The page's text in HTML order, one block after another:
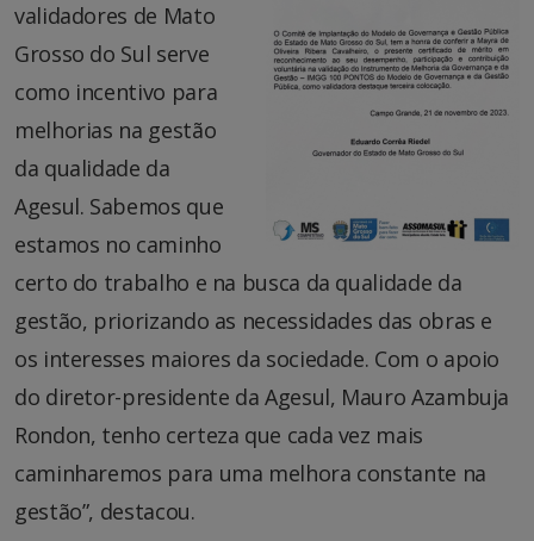
validadores de Mato
Grosso do Sul serve
como incentivo para
melhorias na gestão
da qualidade da
Agesul. Sabemos que
estamos no caminho
certo do trabalho e na busca da qualidade da
gestão, priorizando as necessidades das obras e
os interesses maiores da sociedade. Com o apoio
do diretor-presidente da Agesul, Mauro Azambuja
Rondon, tenho certeza que cada vez mais
caminharemos para uma melhora constante na
gestão”, destacou.